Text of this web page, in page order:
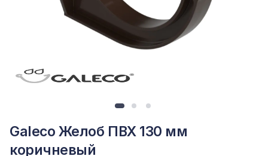
Galeco Желоб ПВХ 130 мм
коричневый